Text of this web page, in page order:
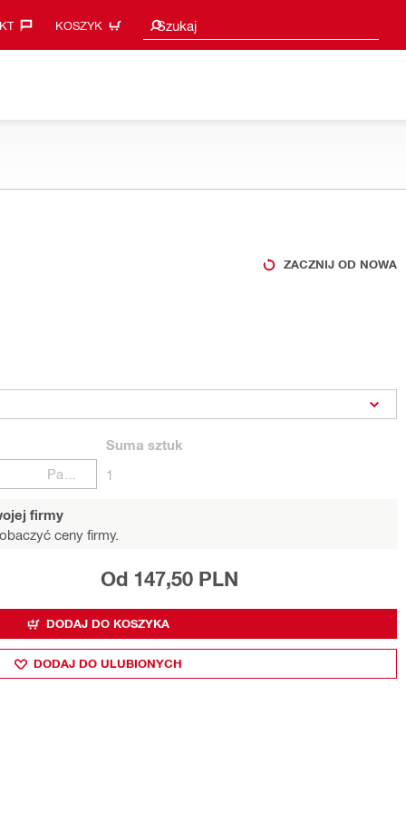
KOSZYK Szukaj
Sugestie wyszukiwania
ZACZNIJ OD NOWA
Suma sztuk
1
firmy
ceny firmy.
Od 147,50 PLN
DODAJ DO KOSZYKA
DODAJ DO ULUBIONYCH